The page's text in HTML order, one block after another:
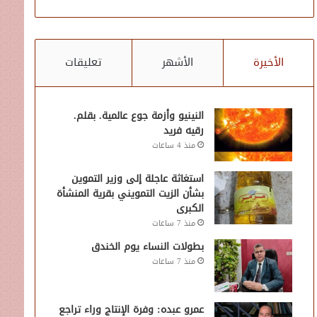
الأخيرة الأشهر تعليقات
النينيو وأزمة جوع عالمية. بقلم.
رقيه فريد
منذ 4 ساعات
استغاثة عاجلة إلى وزير التموين
بشأن الزيت التمويني بقرية المنشأة
الكبرى
منذ 7 ساعات
بطولات النساء يوم الخندق
منذ 7 ساعات
عمرو عبده: وفرة الإنتاج وراء تراجع